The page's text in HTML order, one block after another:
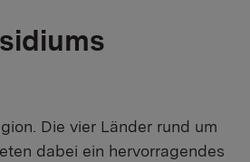
Die vier Länder rund um
dabei ein hervorragendes